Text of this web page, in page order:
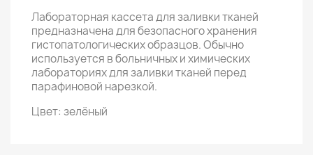
Лабораторная кассета для заливки тканей
предназначена для безопасного хранения
гистопатологических образцов. Обычно
используется в больничных и химических
лабораториях для заливки тканей перед
парафиновой нарезкой.
Цвет: зелёный